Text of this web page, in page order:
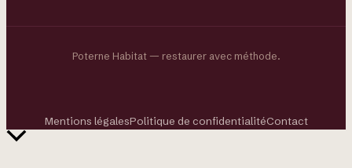
Poterne Habitat — restaurer avec méthode.
Mentions légalesPolitique de confidentialitéContact